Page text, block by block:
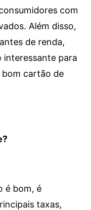
com
Além disso,
de renda,
interessante para
bom cartão de
é bom, é
taxas,